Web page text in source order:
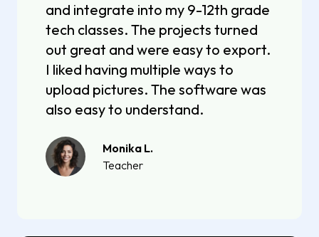
and integrate into my 9-12th grade
tech classes. The projects turned
out great and were easy to export.
I liked having multiple ways to
upload pictures. The software was
also easy to understand.
Monika L.
Teacher